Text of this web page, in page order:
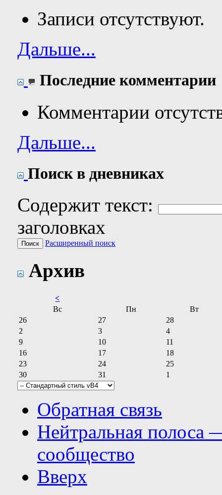
Записи отсутствуют.
Дальше...
Последние комментарии
Комментарии
Дальше...
Поиск в дневниках
Содержит текст:
заголовках
Расширенный поиск
Архив
<
Вс
Пн
Вт
26
27
28
2
3
4
9
10
11
16
17
18
23
24
25
30
31 1
Обратная связь
Нейтральная полоса
сообщество
Вверх